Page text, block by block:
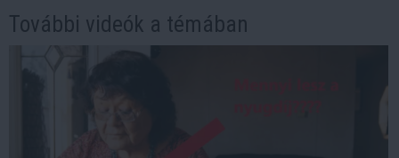
További videók a témában